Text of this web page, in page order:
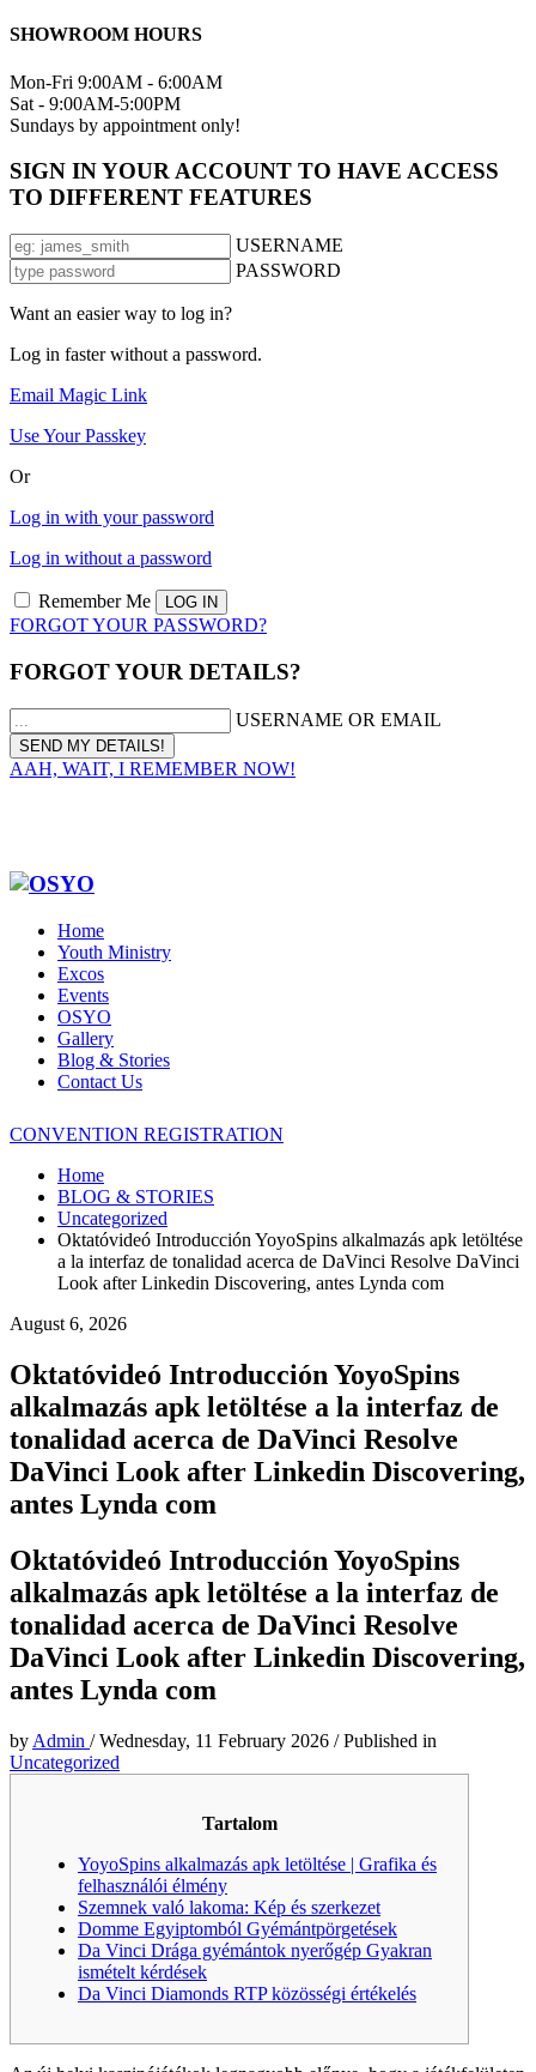
SHOWROOM HOURS
Mon-Fri 9:00AM - 6:00AM
Sat - 9:00AM-5:00PM
Sundays by appointment only!
SIGN IN YOUR ACCOUNT TO HAVE ACCESS
TO DIFFERENT FEATURES
USERNAME
PASSWORD
Want an easier way to log in?
Log in faster without a password.
Email Magic Link
Use Your Passkey
Or
Log in with your password
Log in without a password
Remember Me
FORGOT YOUR PASSWORD?
FORGOT YOUR DETAILS?
USERNAME OR EMAIL
AAH, WAIT, I REMEMBER NOW!
Home
Youth Ministry
Excos
Events
OSYO
Gallery
Blog & Stories
Contact Us
CONVENTION REGISTRATION
Home
BLOG & STORIES
Uncategorized
Oktatóvideó Introducción YoyoSpins alkalmazás apk letöltése
a la interfaz de tonalidad acerca de DaVinci Resolve DaVinci
Look after Linkedin Discovering, antes Lynda com
August 6, 2026
Oktatóvideó Introducción YoyoSpins
alkalmazás apk letöltése a la interfaz de
tonalidad acerca de DaVinci Resolve
DaVinci Look after Linkedin Discovering,
antes Lynda com
Oktatóvideó Introducción YoyoSpins
alkalmazás apk letöltése a la interfaz de
tonalidad acerca de DaVinci Resolve
DaVinci Look after Linkedin Discovering,
antes Lynda com
by Admin /Wednesday, 11 February 2026 /Published in
Uncategorized
Tartalom
YoyoSpins alkalmazás apk letöltése | Grafika és
felhasználói élmény
Szemnek való lakoma: Kép és szerkezet
Domme Egyiptomból Gyémántpörgetések
Da Vinci Drága gyémántok nyerőgép Gyakran
ismételt kérdések
Da Vinci Diamonds RTP közösségi értékelés